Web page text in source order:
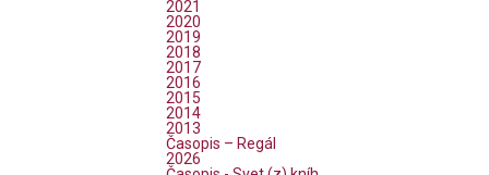
2021
2020
2019
2018
2017
2016
2015
2014
2013
Časopis – Regál
2026